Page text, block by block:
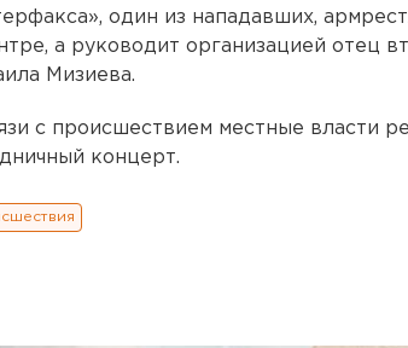
один из нападавших,
а руководит организацией отец
Мизиева.
с происшествием местные власти
концерт.